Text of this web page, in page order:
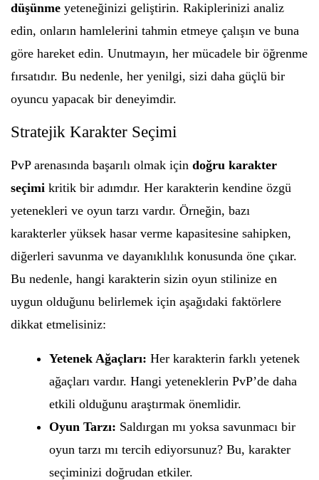
düşünme yeteneğinizi geliştirin. Rakiplerinizi analiz
edin, onların hamlelerini tahmin etmeye çalışın ve buna
göre hareket edin. Unutmayın, her mücadele bir öğrenme
fırsatıdır. Bu nedenle, her yenilgi, sizi daha güçlü bir
oyuncu yapacak bir deneyimdir.
Stratejik Karakter Seçimi
PvP arenasında başarılı olmak için doğru karakter
seçimi kritik bir adımdır. Her karakterin kendine özgü
yetenekleri ve oyun tarzı vardır. Örneğin, bazı
karakterler yüksek hasar verme kapasitesine sahipken,
diğerleri savunma ve dayanıklılık konusunda öne çıkar.
Bu nedenle, hangi karakterin sizin oyun stilinize en
uygun olduğunu belirlemek için aşağıdaki faktörlere
dikkat etmelisiniz:
Yetenek Ağaçları: Her karakterin farklı yetenek
ağaçları vardır. Hangi yeteneklerin PvP’de daha
etkili olduğunu araştırmak önemlidir.
Oyun Tarzı: Saldırgan mı yoksa savunmacı bir
oyun tarzı mı tercih ediyorsunuz? Bu, karakter
seçiminizi doğrudan etkiler.